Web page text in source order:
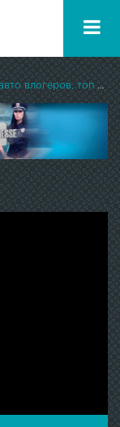
TOPAUTOTUBE.RU - ТОП Авто Блогеров, топ авто влогеров, топ авто ютуберов